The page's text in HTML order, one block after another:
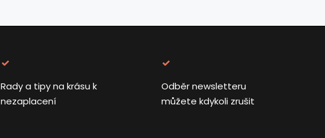
Rady a tipy na krásu k
nezaplacení
Odběr newsletteru
můžete kdykoli zrušit